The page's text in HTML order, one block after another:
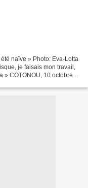
naïve » Photo: Eva-Lotta
je faisais mon travail,
» COTONOU, 10 octobre